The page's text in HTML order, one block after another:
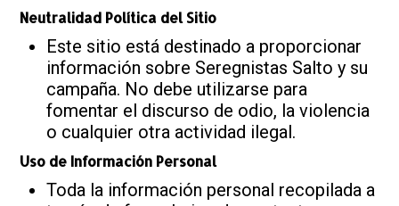
Neutralidad Política del Sitio
Este sitio está destinado a proporcionar
información sobre Seregnistas Salto y su
campaña. No debe utilizarse para
fomentar el discurso de odio, la violencia
o cualquier otra actividad ilegal.
Uso de Información Personal
Toda la información personal recopilada a